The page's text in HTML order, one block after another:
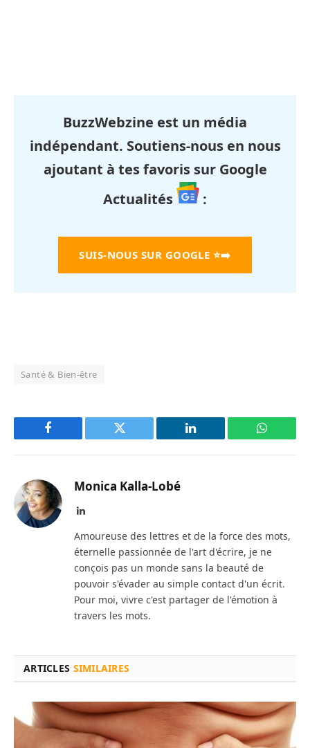
BuzzWebzine est un média
indépendant. Soutiens-nous en nous
ajoutant à tes favoris sur Google
Actualités
:
SUIS-NOUS SUR GOOGLE ⭐➡️
Santé & Bien-être
Facebook Twitter LinkedIn
Monica Kalla-Lobé
LinkedIn
Amoureuse des lettres et de la force des mots,
éternelle passionnée de l'art d'écrire, je ne
conçois pas un monde sans la beauté de
pouvoir s'évader au simple contact d'un écrit.
Pour moi, vivre c'est partager de l'émotion à
travers les mots.
ARTICLES SIMILAIRES